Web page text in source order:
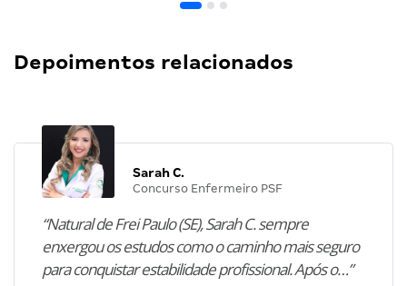
Depoimentos relacionados
Sarah C.
Concurso Enfermeiro PSF
“Natural de Frei Paulo (SE), Sarah C. sempre
enxergou os estudos como o caminho mais seguro
para conquistar estabilidade profissional. Após o…”